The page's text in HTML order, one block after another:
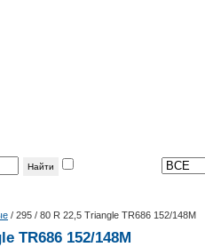
/ 295 / 80 R 22,5 Triangle TR686 152/148M
TR686 152/148M